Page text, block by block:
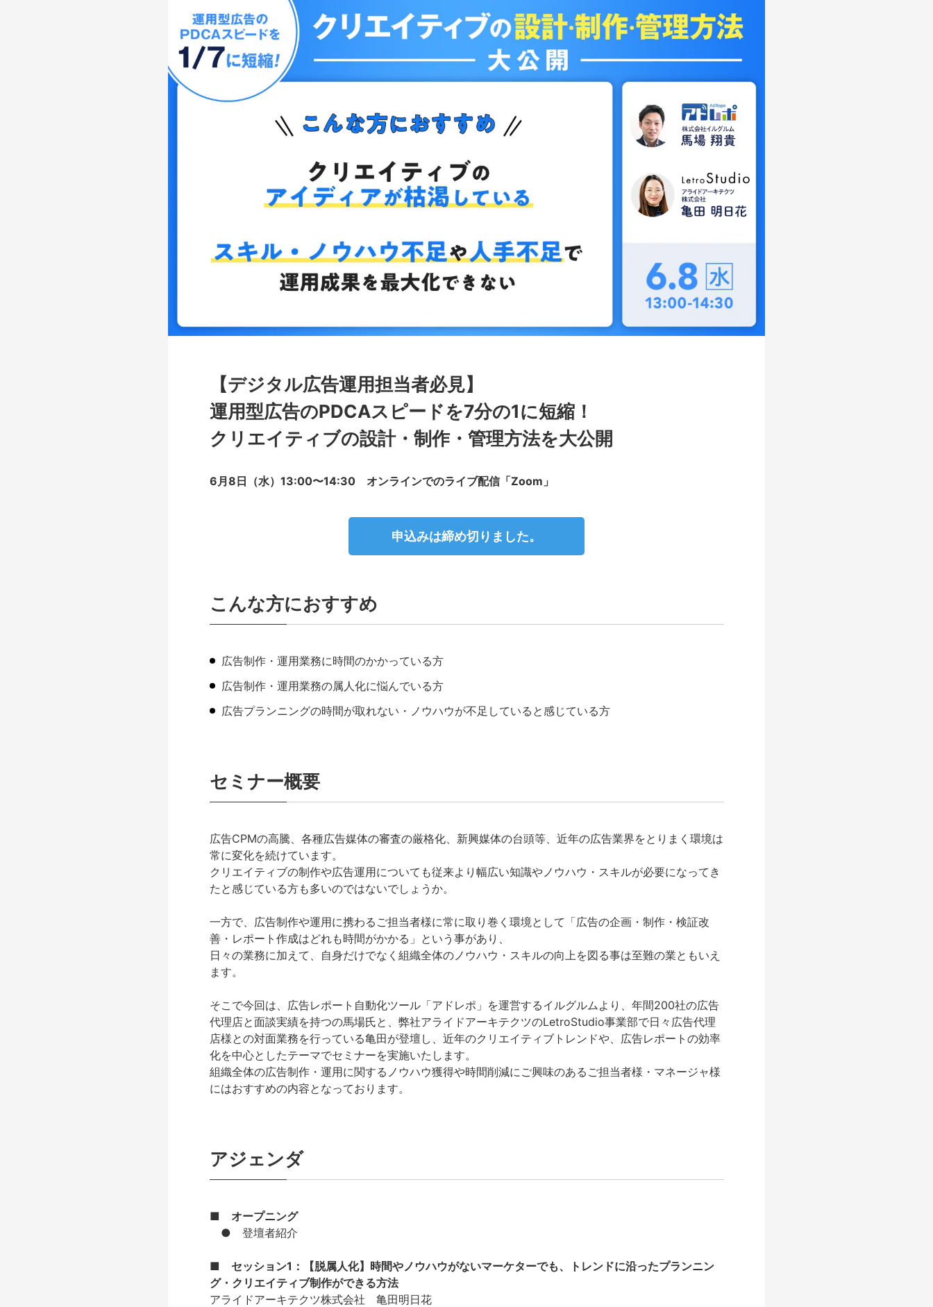
【デジタル広告運用担当者必見】
運用型広告のPDCAスピードを7分の1に短縮！
クリエイティブの設計・制作・管理方法を大公開
6月8日（水）13:00〜14:30 オンラインでのライブ配信「Zoom」
申込みは締め切りました。
こんな方におすすめ
広告制作・運用業務に時間のかかっている方
広告制作・運用業務の属人化に悩んでいる方
広告プランニングの時間が取れない・ノウハウが不足していると感じている方
セミナー概要
広告CPMの高騰、各種広告媒体の審査の厳格化、新興媒体の台頭等、近年の広告業界をとりまく環境は
常に変化を続けています。
クリエイティブの制作や広告運用についても従来より幅広い知識やノウハウ・スキルが必要になってき
たと感じている方も多いのではないでしょうか。
一方で、広告制作や運用に携わるご担当者様に常に取り巻く環境として「広告の企画・制作・検証改
善・レポート作成はどれも時間がかかる」という事があり、
日々の業務に加えて、自身だけでなく組織全体のノウハウ・スキルの向上を図る事は至難の業ともいえ
ます。
そこで今回は、広告レポート自動化ツール「アドレポ」を運営するイルグルムより、年間200社の広告
代理店と面談実績を持つの馬場氏と、弊社アライドアーキテクツのLetroStudio事業部で日々広告代理
店様との対面業務を行っている亀田が登壇し、近年のクリエイティブトレンドや、広告レポートの効率
化を中心としたテーマでセミナーを実施いたします。
組織全体の広告制作・運用に関するノウハウ獲得や時間削減にご興味のあるご担当者様・マネージャ様
にはおすすめの内容となっております。
アジェンダ
■ オープニング
● 登壇者紹介
■ セッション1：【脱属人化】時間やノウハウがないマーケターでも、トレンドに沿ったプランニン
グ・クリエイティブ制作ができる方法
アライドアーキテクツ株式会社 亀田明日花